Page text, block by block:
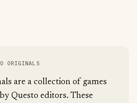
ORIGINALS
are a collection of games
Questo editors. These